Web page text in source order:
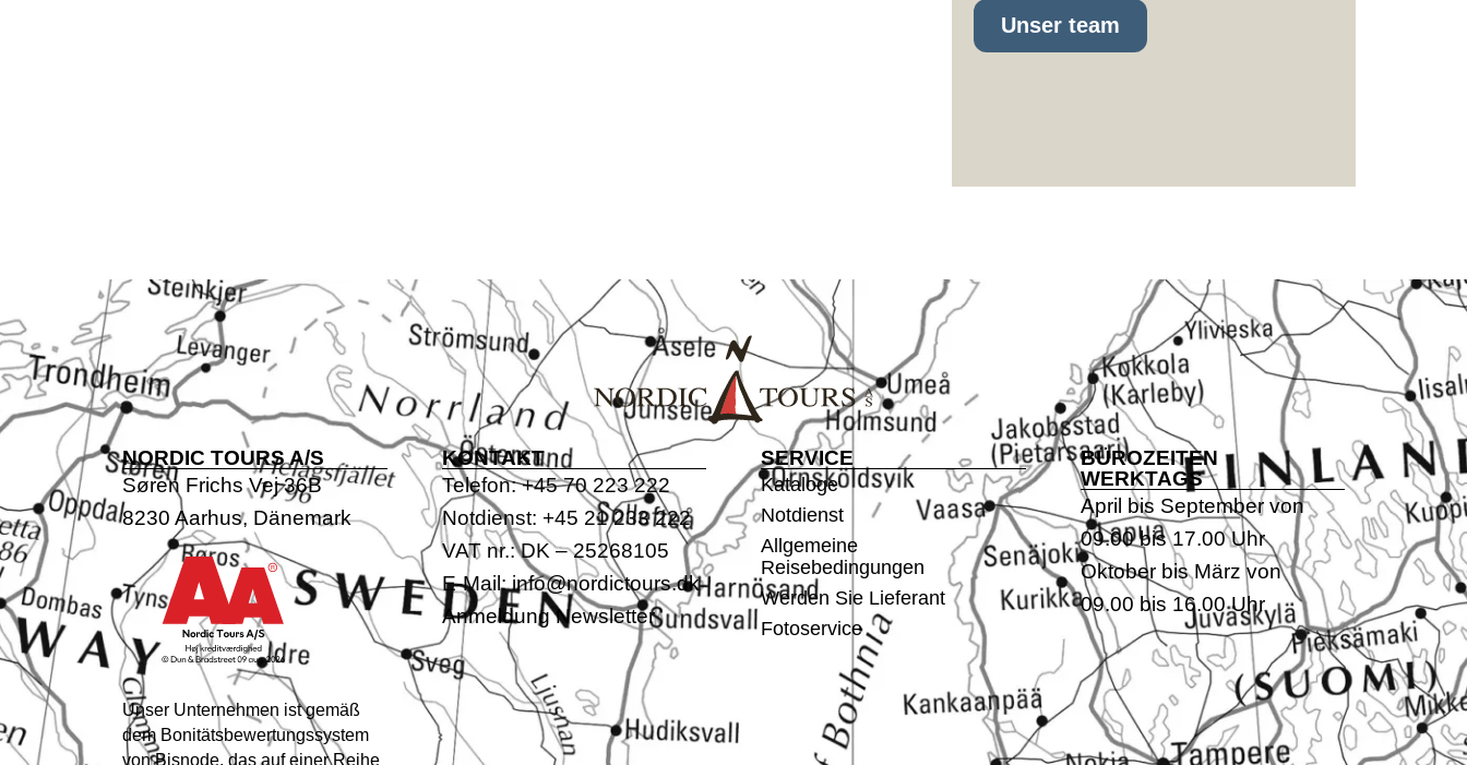
Unser team
NORDIC TOURS A/S
Søren Frichs Vej 36B
8230 Aarhus, Dänemark
Unser Unternehmen ist gemäß
dem Bonitätsbewertungssystem
von Bisnode, das auf einer Reihe
KONTAKT
Telefon: +45 70 223 222
Notdienst: +45 21 233 222
VAT nr.: DK – 25268105
E-Mail: info@nordictours.dk
Anmeldung Newsletter
SERVICE
Kataloge
Notdienst
Allgemeine
Reisebedingungen
Werden Sie Lieferant
Fotoservice
BÜROZEITEN
WERKTAGS
April bis September von
09.00 bis 17.00 Uhr
Oktober bis März von
09.00 bis 16.00 Uhr